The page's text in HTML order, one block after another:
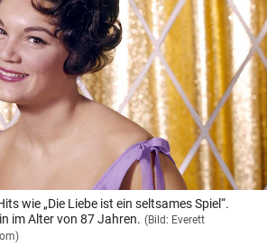
& Co KG 2026
wie „Die Liebe ist ein seltsames Spiel“.
im Alter von 87 Jahren. (Bild: Everett